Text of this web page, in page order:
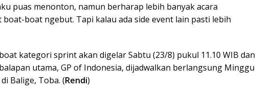
puas menonton, namun berharap lebih banyak acara
boat-boat ngebut. Tapi kalau ada side event lain pasti lebih
kategori sprint akan digelar Sabtu (23/8) pukul 11.10 WIB dan
utama, GP of Indonesia, dijadwalkan berlangsung Minggu
Balige, Toba. (Rendi)